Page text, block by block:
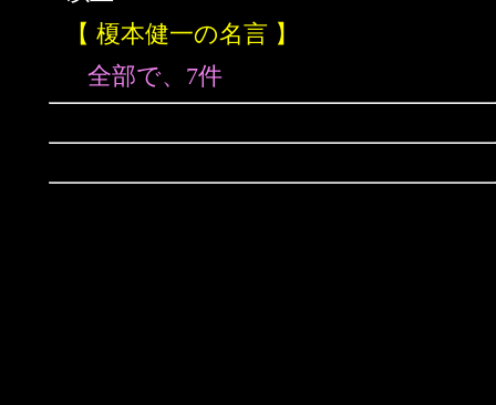
【 榎本健一の名言 】
全部で、7件